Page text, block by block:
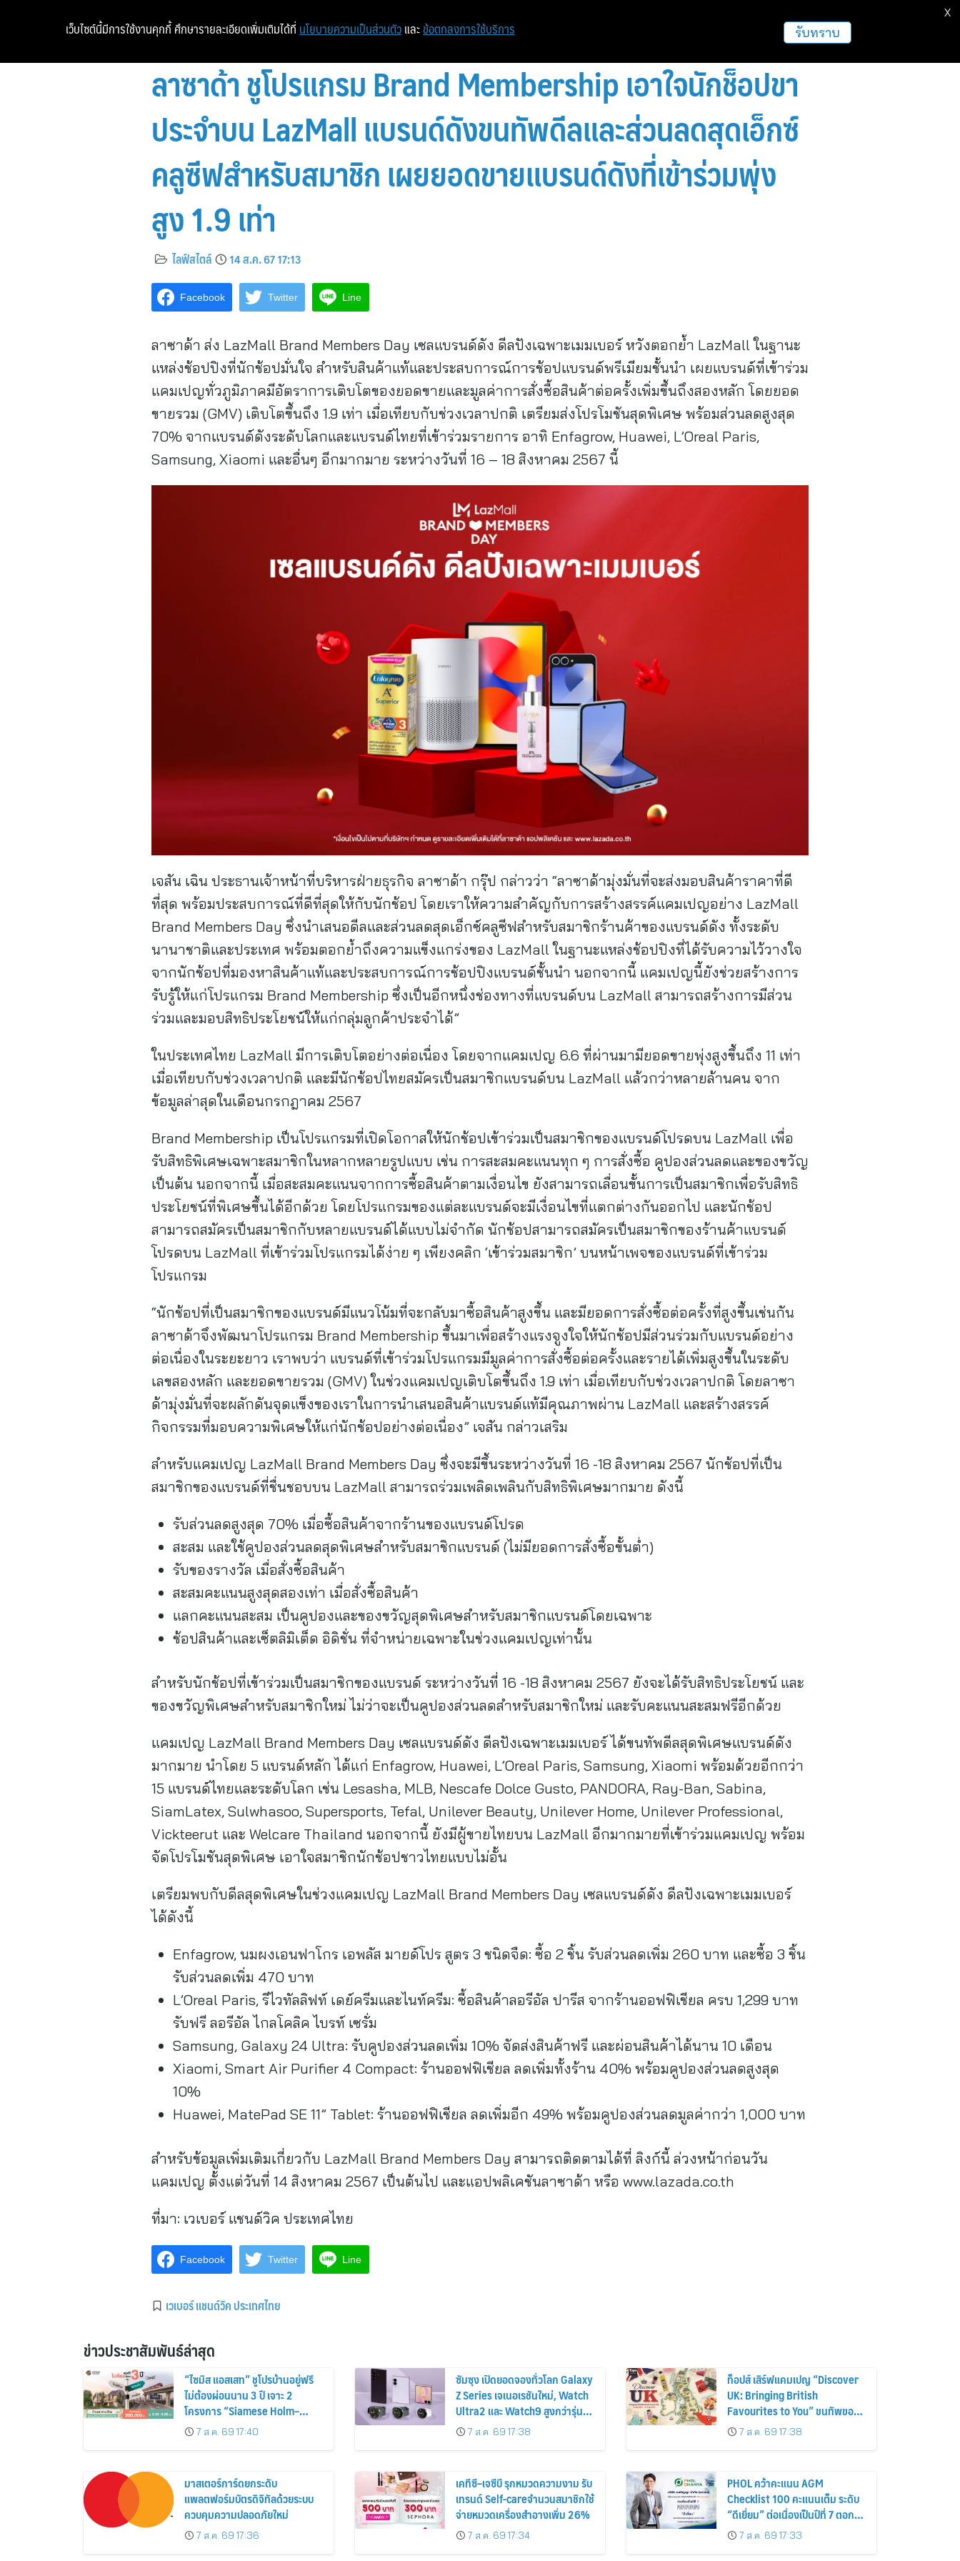
ลาซาด้า ชูโปรแกรม Brand Membership เอาใจนักช็อปขา
ประจำบน LazMall แบรนด์ดังขนทัพดีลและส่วนลดสุดเอ็กซ์
คลูซีฟสำหรับสมาชิก เผยยอดขายแบรนด์ดังที่เข้าร่วมพุ่ง
สูง 1.9 เท่า
ไลฟ์สไตล์ 14 ส.ค. 67 17:13
Facebook Twitter Line
ลาซาด้า ส่ง LazMall Brand Members Day เซลแบรนด์ดัง ดีลปังเฉพาะเมมเบอร์ หวังตอกย้ำ LazMall ในฐานะ
แหล่งช้อปปิงที่นักช้อปมั่นใจ สำหรับสินค้าแท้และประสบการณ์การช้อปแบรนด์พรีเมียมชั้นนำ เผยแบรนด์ที่เข้าร่วม
แคมเปญทั่วภูมิภาคมีอัตราการเติบโตของยอดขายและมูลค่าการสั่งซื้อสินค้าต่อครั้งเพิ่มขึ้นถึงสองหลัก โดยยอด
ขายรวม (GMV) เติบโตขึ้นถึง 1.9 เท่า เมื่อเทียบกับช่วงเวลาปกติ เตรียมส่งโปรโมชันสุดพิเศษ พร้อมส่วนลดสูงสุด
70% จากแบรนด์ดังระดับโลกและแบรนด์ไทยที่เข้าร่วมรายการ อาทิ Enfagrow, Huawei, L’Oreal Paris,
Samsung, Xiaomi และอื่นๆ อีกมากมาย ระหว่างวันที่ 16 – 18 สิงหาคม 2567 นี้
เจสัน เฉิน ประธานเจ้าหน้าที่บริหารฝ่ายธุรกิจ ลาซาด้า กรุ๊ป กล่าวว่า “ลาซาด้ามุ่งมั่นที่จะส่งมอบสินค้าราคาที่ดี
ที่สุด พร้อมประสบการณ์ที่ดีที่สุดให้กับนักช้อป โดยเราให้ความสำคัญกับการสร้างสรรค์แคมเปญอย่าง LazMall
Brand Members Day ซึ่งนำเสนอดีลและส่วนลดสุดเอ็กซ์คลูซีฟสำหรับสมาชิกร้านค้าของแบรนด์ดัง ทั้งระดับ
นานาชาติและประเทศ พร้อมตอกย้ำถึงความแข็งแกร่งของ LazMall ในฐานะแหล่งช้อปปิงที่ได้รับความไว้วางใจ
จากนักช้อปที่มองหาสินค้าแท้และประสบการณ์การช้อปปิงแบรนด์ชั้นนำ นอกจากนี้ แคมเปญนี้ยังช่วยสร้างการ
รับรู้ให้แก่โปรแกรม Brand Membership ซึ่งเป็นอีกหนึ่งช่องทางที่แบรนด์บน LazMall สามารถสร้างการมีส่วน
ร่วมและมอบสิทธิประโยชน์ให้แก่กลุ่มลูกค้าประจำได้”
ในประเทศไทย LazMall มีการเติบโตอย่างต่อเนื่อง โดยจากแคมเปญ 6.6 ที่ผ่านมามียอดขายพุ่งสูงขึ้นถึง 11 เท่า
เมื่อเทียบกับช่วงเวลาปกติ และมีนักช้อปไทยสมัครเป็นสมาชิกแบรนด์บน LazMall แล้วกว่าหลายล้านคน จาก
ข้อมูลล่าสุดในเดือนกรกฎาคม 2567
Brand Membership เป็นโปรแกรมที่เปิดโอกาสให้นักช้อปเข้าร่วมเป็นสมาชิกของแบรนด์โปรดบน LazMall เพื่อ
รับสิทธิพิเศษเฉพาะสมาชิกในหลากหลายรูปแบบ เช่น การสะสมคะแนนทุก ๆ การสั่งซื้อ คูปองส่วนลดและของขวัญ
เป็นต้น นอกจากนี้ เมื่อสะสมคะแนนจากการซื้อสินค้าตามเงื่อนไข ยังสามารถเลื่อนขั้นการเป็นสมาชิกเพื่อรับสิทธิ
ประโยชน์ที่พิเศษขึ้นได้อีกด้วย โดยโปรแกรมของแต่ละแบรนด์จะมีเงื่อนไขที่แตกต่างกันออกไป และนักช้อป
สามารถสมัครเป็นสมาชิกกับหลายแบรนด์ได้แบบไม่จำกัด นักช้อปสามารถสมัครเป็นสมาชิกของร้านค้าแบรนด์
โปรดบน LazMall ที่เข้าร่วมโปรแกรมได้ง่าย ๆ เพียงคลิก ‘เข้าร่วมสมาชิก’ บนหน้าเพจของแบรนด์ที่เข้าร่วม
โปรแกรม
“นักช้อปที่เป็นสมาชิกของแบรนด์มีแนวโน้มที่จะกลับมาซื้อสินค้าสูงขึ้น และมียอดการสั่งซื้อต่อครั้งที่สูงขึ้นเช่นกัน
ลาซาด้าจึงพัฒนาโปรแกรม Brand Membership ขึ้นมาเพื่อสร้างแรงจูงใจให้นักช้อปมีส่วนร่วมกับแบรนด์อย่าง
ต่อเนื่องในระยะยาว เราพบว่า แบรนด์ที่เข้าร่วมโปรแกรมมีมูลค่าการสั่งซื้อต่อครั้งและรายได้เพิ่มสูงขึ้นในระดับ
เลขสองหลัก และยอดขายรวม (GMV) ในช่วงแคมเปญเติบโตขึ้นถึง 1.9 เท่า เมื่อเทียบกับช่วงเวลาปกติ โดยลาซา
ด้ามุ่งมั่นที่จะผลักดันจุดแข็งของเราในการนำเสนอสินค้าแบรนด์แท้มีคุณภาพผ่าน LazMall และสร้างสรรค์
กิจกรรมที่มอบความพิเศษให้แก่นักช้อปอย่างต่อเนื่อง” เจสัน กล่าวเสริม
สำหรับแคมเปญ LazMall Brand Members Day ซึ่งจะมีขึ้นระหว่างวันที่ 16 -18 สิงหาคม 2567 นักช้อปที่เป็น
สมาชิกของแบรนด์ที่ชื่นชอบบน LazMall สามารถร่วมเพลิดเพลินกับสิทธิพิเศษมากมาย ดังนี้
รับส่วนลดสูงสุด 70% เมื่อซื้อสินค้าจากร้านของแบรนด์โปรด
สะสม และใช้คูปองส่วนลดสุดพิเศษสำหรับสมาชิกแบรนด์ (ไม่มียอดการสั่งซื้อขั้นต่ำ)
รับของรางวัล เมื่อสั่งซื้อสินค้า
สะสมคะแนนสูงสุดสองเท่า เมื่อสั่งซื้อสินค้า
แลกคะแนนสะสม เป็นคูปองและของขวัญสุดพิเศษสำหรับสมาชิกแบรนด์โดยเฉพาะ
ช้อปสินค้าและเซ็ตลิมิเต็ด อิดิชั่น ที่จำหน่ายเฉพาะในช่วงแคมเปญเท่านั้น
สำหรับนักช้อปที่เข้าร่วมเป็นสมาชิกของแบรนด์ ระหว่างวันที่ 16 -18 สิงหาคม 2567 ยังจะได้รับสิทธิประโยชน์ และ
ของขวัญพิเศษสำหรับสมาชิกใหม่ ไม่ว่าจะเป็นคูปองส่วนลดสำหรับสมาชิกใหม่ และรับคะแนนสะสมฟรีอีกด้วย
แคมเปญ LazMall Brand Members Day เซลแบรนด์ดัง ดีลปังเฉพาะเมมเบอร์ ได้ขนทัพดีลสุดพิเศษแบรนด์ดัง
มากมาย นำโดย 5 แบรนด์หลัก ได้แก่ Enfagrow, Huawei, L’Oreal Paris, Samsung, Xiaomi พร้อมด้วยอีกกว่า
15 แบรนด์ไทยและระดับโลก เช่น Lesasha, MLB, Nescafe Dolce Gusto, PANDORA, Ray-Ban, Sabina,
SiamLatex, Sulwhasoo, Supersports, Tefal, Unilever Beauty, Unilever Home, Unilever Professional,
Vickteerut และ Welcare Thailand นอกจากนี้ ยังมีผู้ขายไทยบน LazMall อีกมากมายที่เข้าร่วมแคมเปญ พร้อม
จัดโปรโมชันสุดพิเศษ เอาใจสมาชิกนักช้อปชาวไทยแบบไม่อั้น
เตรียมพบกับดีลสุดพิเศษในช่วงแคมเปญ LazMall Brand Members Day เซลแบรนด์ดัง ดีลปังเฉพาะเมมเบอร์
ได้ดังนี้
Enfagrow, นมผงเอนฟาโกร เอพลัส มายด์โปร สูตร 3 ชนิดจืด: ซื้อ 2 ชิ้น รับส่วนลดเพิ่ม 260 บาท และซื้อ 3 ชิ้น
รับส่วนลดเพิ่ม 470 บาท
L’Oreal Paris, รีไวทัลลิฟท์ เดย์ครีมและไนท์ครีม: ซื้อสินค้าลอรีอัล ปารีส จากร้านออฟฟิเชียล ครบ 1,299 บาท
รับฟรี ลอรีอัล ไกลโคลิค ไบรท์ เซรั่ม
Samsung, Galaxy 24 Ultra: รับคูปองส่วนลดเพิ่ม 10% จัดส่งสินค้าฟรี และผ่อนสินค้าได้นาน 10 เดือน
Xiaomi, Smart Air Purifier 4 Compact: ร้านออฟฟิเชียล ลดเพิ่มทั้งร้าน 40% พร้อมคูปองส่วนลดสูงสุด
10%
Huawei, MatePad SE 11” Tablet: ร้านออฟฟิเชียล ลดเพิ่มอีก 49% พร้อมคูปองส่วนลดมูลค่ากว่า 1,000 บาท
สำหรับข้อมูลเพิ่มเติมเกี่ยวกับ LazMall Brand Members Day สามารถติดตามได้ที่ ลิงก์นี้ ล่วงหน้าก่อนวัน
แคมเปญ ตั้งแต่วันที่ 14 สิงหาคม 2567 เป็นต้นไป และแอปพลิเคชันลาซาด้า หรือ www.lazada.co.th
ที่มา: เวเบอร์ แชนด์วิค ประเทศไทย
Facebook Twitter Line
เวเบอร์ แชนด์วิค ประเทศไทย
ข่าวประชาสัมพันธ์ล่าสุด
“ไซมิส แอสเสท” ชูโปรบ้านอยู่ฟรี
ไม่ต้องผ่อนนาน 3 ปี เจาะ 2
โครงการ “Siamese Holm–
Siamese Blossom” พร้อม
ส่วนลดและสิทธิพิเศษถึง 31
7 ส.ค. 69 17:40
ซัมซุง เปิดยอดจองทั่วโลก Galaxy
Z Series เจเนอเรชันใหม่, Watch
Ultra2 และ Watch9 สูงกว่ารุ่น
ก่อนหน้ากว่า 30%
7 ส.ค. 69 17:38
ท็อปส์ เสิร์ฟแคมเปญ “Discover
UK: Bringing British
Favourites to You” ขนทัพของ
อร่อยและไอเท็มฮิตจากสหราช
อาณาจักร ส่งตรงถึงมือตั้งแต่วัน
7 ส.ค. 69 17:38
มาสเตอร์การ์ดยกระดับ
แพลตฟอร์มบัตรดิจิทัลด้วยระบบ
ควบคุมความปลอดภัยใหม่
7 ส.ค. 69 17:36
เคทีซี–เจซีบี รุกหมวดความงาม รับ
เทรนด์ Self-careจำนวนสมาชิกใช้
จ่ายหมวดเครื่องสำอางเพิ่ม 26%
7 ส.ค. 69 17:34
PHOL คว้าคะแนน AGM
Checklist 100 คะแนนเต็ม ระดับ
“ดีเยี่ยม” ต่อเนื่องเป็นปีที่ 7 ตอกย้ำ
การดำเนินธุรกิจตามหลักธรรมาภิ
บาล โปร่งใส สร้างความเชื่อมั่นผู้
7 ส.ค. 69 17:33
เว็บไซต์นี้มีการใช้งานคุกกี้ ศึกษารายละเอียดเพิ่มเติมได้ที่ นโยบายความเป็นส่วนตัว และ ข้อตกลงการใช้บริการ รับทราบ
X